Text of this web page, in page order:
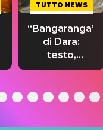
TUTTO NEWS
“Bangaranga”
di Dara:
testo,
traduzione e
del singolo